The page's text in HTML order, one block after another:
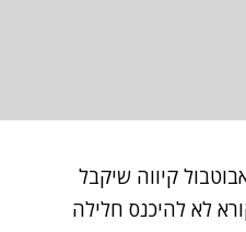
קיווה שיקבל
לא להיכנס חלילה